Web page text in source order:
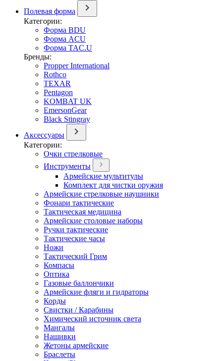
Полевая форма
Категории:
Форма BDU
Форма ACU
Форма TAC.U
Бренды:
Propper International
Rothco
TEXAR
Pentagon
KOMBAT UK
EmersonGear
Black Stingray
Аксессуары
Категории:
Очки стрелковые
Инструменты
Армейские мультитулы
Комплект для чистки оружия
Армейские стрелковые наушники
Фонари тактические
Тактическая медицина
Армейские столовые наборы
Ручки тактические
Тактические часы
Ножи
Тактический Грим
Компасы
Оптика
Газовые баллончики
Армейские фляги и гидраторы
Корды
Свистки / Карабины
Химический источник света
Мангалы
Нашивки
Жетоны армейские
Браслеты